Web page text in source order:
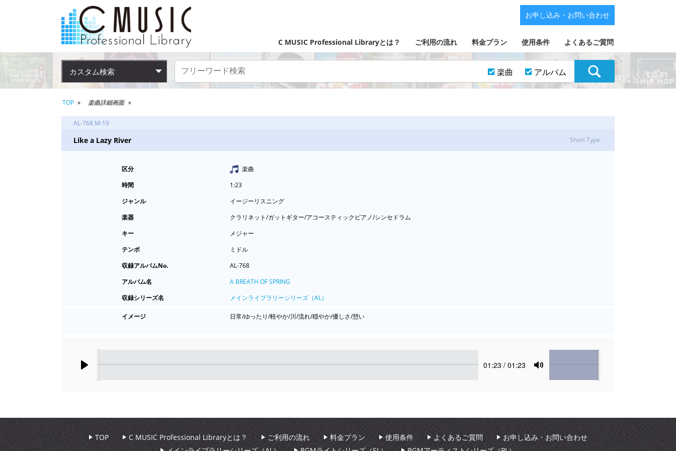
C MUSIC Professional Libraryとは？ ご利用の流れ 料金プラン 使用条件 よくあるご質問
お申し込み・お問い合わせ
カスタム検索 楽曲 アルバム
TOP 楽曲詳細画面
AL-768 M-19
Like a Lazy River Short Type
区分
楽曲
時間
1:23
ジャンル
イージーリスニング
楽器
クラリネット/ガットギター/アコースティックピアノ/シンセドラム
キー
メジャー
テンポ
ミドル
収録アルバムNo.
AL-768
アルバム名
A BREATH OF SPRING
収録シリーズ名
メインライブラリーシリーズ（AL）
イメージ 日常/ゆったり/軽やか/川/流れ/穏やか/優しさ/憩い
Current
01:23 / 01:23
Mute
Volume
TOP C MUSIC Professional Libraryとは？ ご利用の流れ 料金プラン 使用条件 よくあるご質問
お申し込み・お問い合わせ